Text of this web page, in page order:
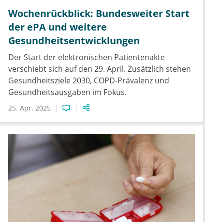
Wochenrückblick: Bundesweiter Start
der ePA und weitere
Gesundheitsentwicklungen
Der Start der elektronischen Patientenakte
verschiebt sich auf den 29. April. Zusätzlich stehen
Gesundheitsziele 2030, COPD-Prävalenz und
Gesundheitsausgaben im Fokus.
25. Apr. 2025